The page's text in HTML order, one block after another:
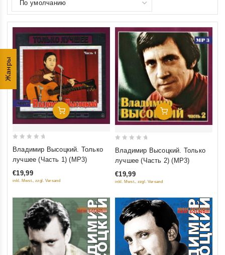
Жанры
Добавить В Корзину
5
Владимир Высоцкий. Только
лучшее (Часть 1) (MP3)
€19,99
inkl. Mwst., zzgl. Versand
Добавить В Корзину
5
Владимир Высоцкий. Только
лучшее (Часть 2) (MP3)
€19,99
inkl. Mwst., zzgl. Versand